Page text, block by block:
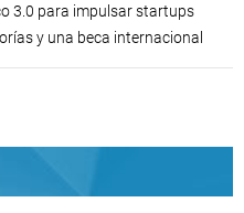
3.0 para impulsar startups
y una beca internacional